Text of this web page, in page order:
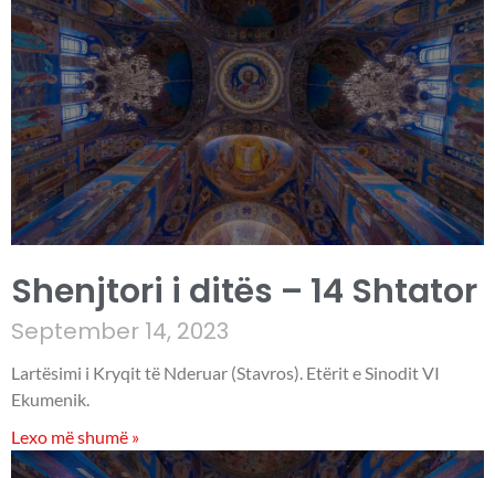
Shenjtori i ditës – 14 Shtator
September 14, 2023
Lartësimi i Kryqit të Nderuar (Stavros). Etërit e Sinodit VI
Ekumenik.
Lexo më shumë »